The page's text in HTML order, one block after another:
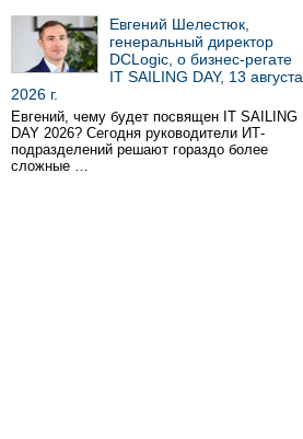
Евгений Шелестюк,
генеральный директор
DCLogic, о бизнес-регате
IT SAILING DAY, 13 августа
2026 г.
Евгений, чему будет посвящен IT SAILING
DAY 2026? Сегодня руководители ИТ-
подразделений решают гораздо более
сложные …